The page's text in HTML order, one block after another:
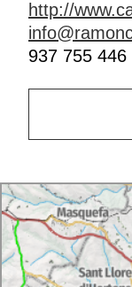
Weinkellerei
kommentierte
Canals Canals
http://
937 755 446